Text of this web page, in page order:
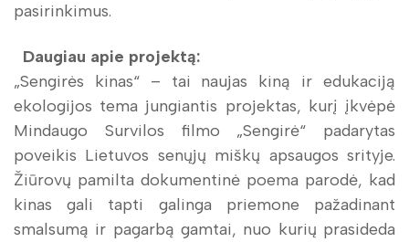
pasirinkimus.
Daugiau apie projektą:
„Sengirės kinas“ – tai naujas kiną ir edukaciją
ekologijos tema jungiantis projektas, kurį įkvėpė
Mindaugo Survilos filmo „Sengirė“ padarytas
poveikis Lietuvos senųjų miškų apsaugos srityje.
Žiūrovų pamilta dokumentinė poema parodė, kad
kinas gali tapti galinga priemone pažadinant
smalsumą ir pagarbą gamtai, nuo kurių prasideda